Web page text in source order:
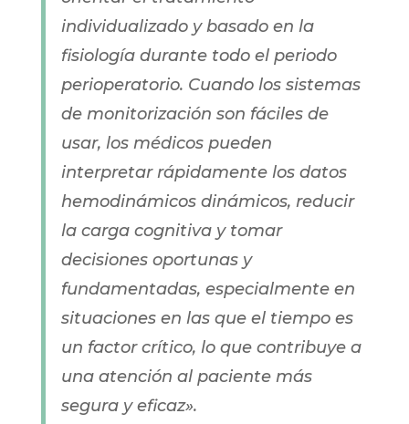
individualizado y basado en la
fisiología durante todo el periodo
perioperatorio. Cuando los sistemas
de monitorización son fáciles de
usar, los médicos pueden
interpretar rápidamente los datos
hemodinámicos dinámicos, reducir
la carga cognitiva y tomar
decisiones oportunas y
fundamentadas, especialmente en
situaciones en las que el tiempo es
un factor crítico, lo que contribuye a
una atención al paciente más
segura y eficaz».